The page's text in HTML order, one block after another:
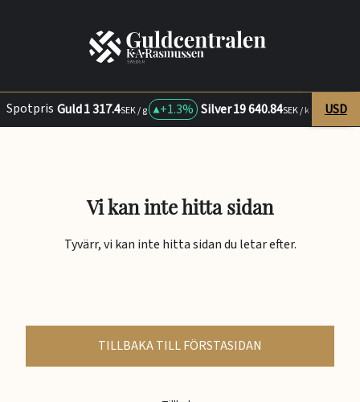
Spotpris Guld1 317.4SEK / g +1.3% Silver19 640.84SEK / kg +
USD
Vi kan inte hitta sidan
Tyvärr, vi kan inte hitta sidan du letar efter.
TILLBAKA TILL FÖRSTASIDAN